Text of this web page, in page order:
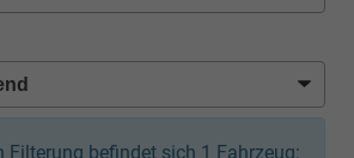
Filterung befindet sich 1 Fahrzeug: